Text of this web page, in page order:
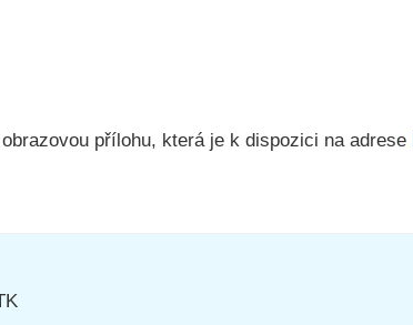
přílohu, která je k dispozici na adrese